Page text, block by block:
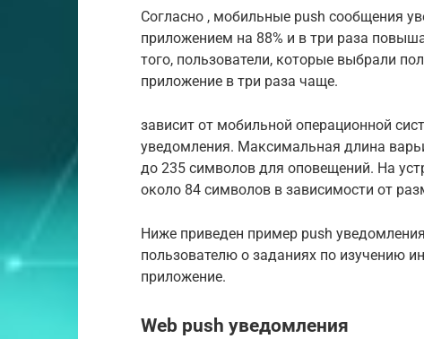
Согласно , мобильные push сообщения
приложением на 88% и в три раза
того, пользователи, которые выбрали
приложение в три раза чаще.
зависит от мобильной операционной
уведомления. Максимальная длина
до 235 символов для оповещений. На
около 84 символов в зависимости от
Ниже приведен пример push
пользователю о заданиях по изучению
приложение.
Web push уведомления